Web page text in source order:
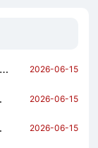
2026-06-15
2026-06-15
2026-06-15